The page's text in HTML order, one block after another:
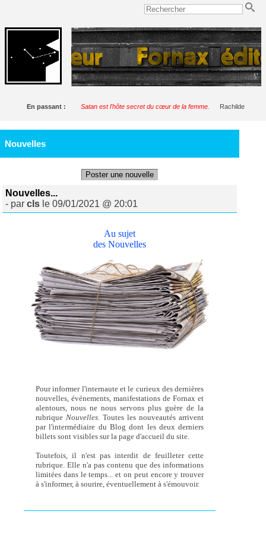
En passant : Satan est l'hôte secret du cœur de la femme. Rachilde
Nouvelles
Poster une nouvelle
Nouvelles...
- parcls le 09/01/2021 @ 20:01
Au sujet
des Nouvelles
Pour informer l'internaute et le curieux des dernières
nouvelles, événements, manifestations de Fornax et
alentours, nous ne nous servons plus guère de la
rubrique Nouvelles . Toutes les nouveautés arrivent
par l'intermédiaire du Blog dont les deux derniers
billets sont visibles sur la page d'accueil du site.
Toutefois, il n'est pas interdit de feuilleter cette
rubrique. Elle n'a pas contenu que des informations
limitées dans le temps... et on peut encore y trouver
à s'informer, à sourire, éventuellement à s'émouvoir.